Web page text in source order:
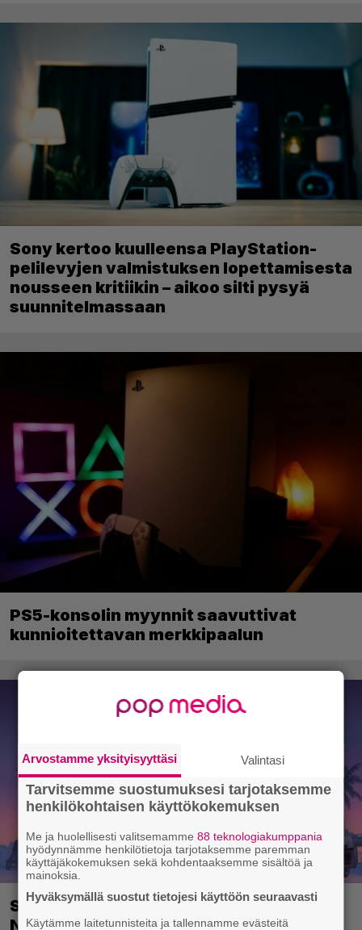
Sony kertoo kuulleensa PlayStation-
pelilevyjen valmistuksen lopettamisesta
nousseen kritiikin – aikoo silti pysyä
suunnitelmassaan
PS5-konsolin myynnit saavuttivat
kunnioitettavan merkkipaalun
Syväluotaava GTA 6 -katsaus tulee
Netflixiin tässä kuussa
Arvostamme yksityisyyttäsi Valintasi
Tarvitsemme suostumuksesi tarjotaksemme
henkilökohtaisen käyttökokemuksen
Me ja huolellisesti valitsemamme88 teknologiakumppania
hyödynnämme henkilötietoja tarjotaksemme paremman
käyttäjäkokemuksen sekä kohdentaaksemme sisältöä ja
mainoksia.
Hyväksymällä suostut tietojesi käyttöön seuraavasti
Käytämme laitetunnisteita ja tallennamme evästeitä